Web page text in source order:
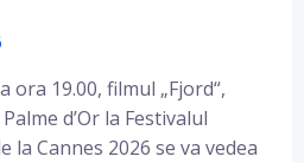
ora 19.00, filmul „Fjord“,
d’Or la Festivalul
la Cannes 2026 se va vedea